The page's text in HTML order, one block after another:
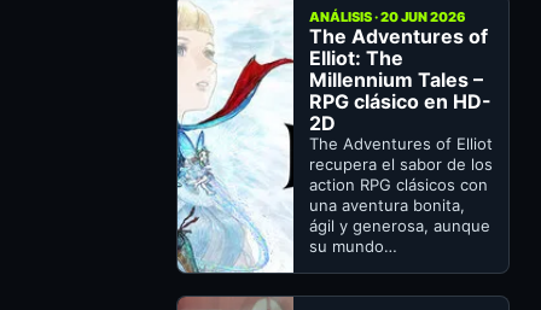
ANÁLISIS · 20 JUN 2026
The Adventures of
Elliot: The
Millennium Tales –
RPG clásico en HD-
2D
The Adventures of Elliot
recupera el sabor de los
action RPG clásicos con
una aventura bonita,
ágil y generosa, aunque
su mundo…